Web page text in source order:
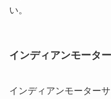
い。
インディアンモータ
インディアンモーター